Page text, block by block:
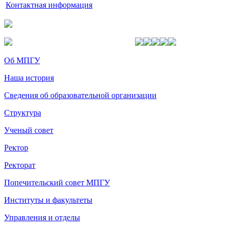
Контактная информация
Об МПГУ
Наша история
Сведения об образовательной организации
Структура
Ученый совет
Ректор
Ректорат
Попечительский совет МПГУ
Институты и факультеты
Управления и отделы